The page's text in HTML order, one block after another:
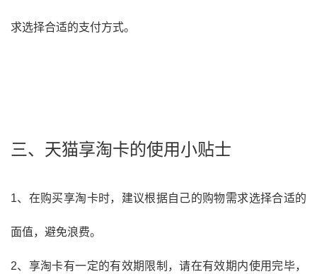
求选择合适的支付方式。
三、天猫享淘卡的使用小贴士
1、在购买享淘卡时，建议根据自己的购物需求选择合适的
面值，避免浪费。
2、享淘卡有一定的有效期限制，请在有效期内使用完毕，